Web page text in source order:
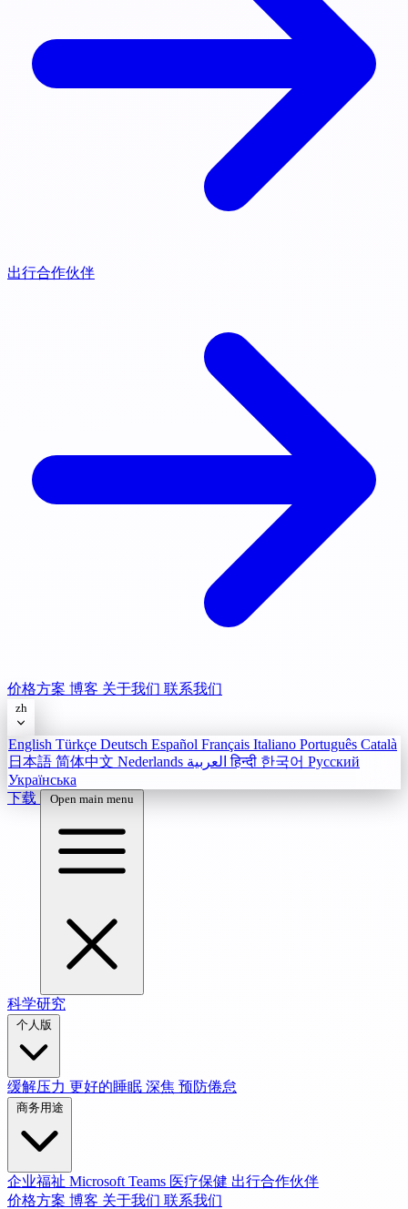
出行合作伙伴
价格方案 博客 关于我们 联系我们
zh
English Türkçe Deutsch Español Français Italiano Português Català
日本語 简体中文 Nederlands العربيةहिन्दी 한국어 Русский
Українська
下载
Open main menu
科学研究
个人版
缓解压力 更好的睡眠 深焦 预防倦怠
商务用途
企业福祉 Microsoft Teams 医疗保健 出行合作伙伴
价格方案 博客 关于我们 联系我们